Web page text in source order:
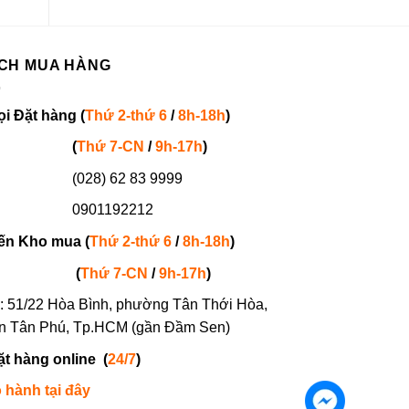
MUA HÀNG
Đặt hàng (Thứ 2-thứ 6 /8h-18h)
(Thứ 7-CN /9h-17h)
(028) 62 83 9999
Kho mua (Thứ 2-thứ 6 /8h-18h)
(Thứ 7-CN /9h-17h)
51/22 Hòa Bình, phường Tân Thới Hòa,
Tân Phú, Tp.HCM (gần Đầm Sen)
hàng online (24/7)
hành tại đây